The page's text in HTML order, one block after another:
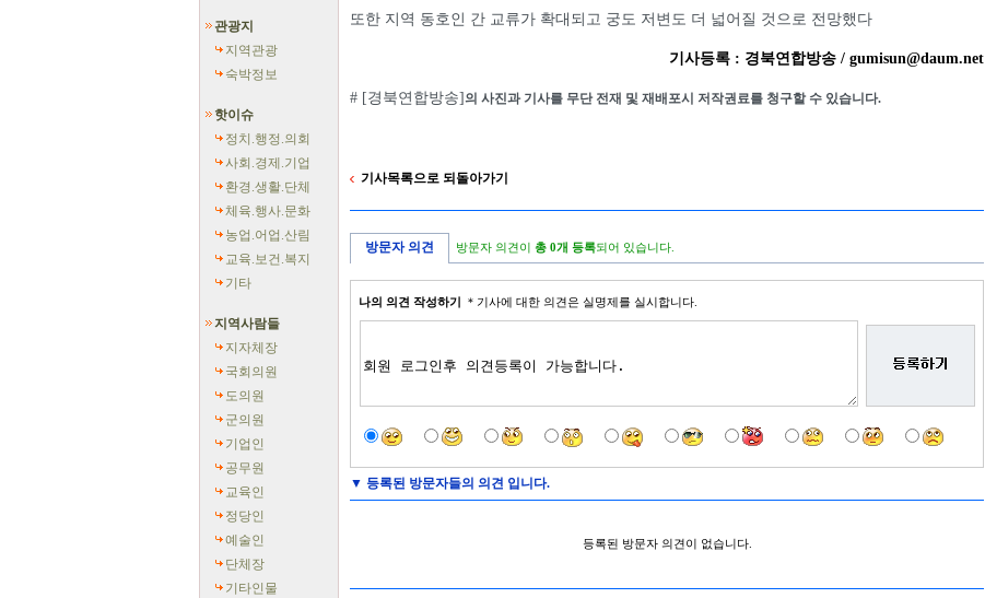
관광지
지역관광
숙박정보
핫이슈
정치.행정.의회
사회.경제.기업
환경.생활.단체
체육.행사.문화
농업.어업.산림
교육.보건.복지
기타
지역사람들
지자체장
국회의원
도의원
군의원
기업인
공무원
교육인
정당인
예술인
단체장
기타인물
또한 지역 동호인 간 교류가 확대되고 궁도 저변도 더 넓어질 것으로 전망했다
기사등록 : 경북연합방송 / gumisun@daum.net
# [경북연합방송]의 사진과 기사를 무단 전재 및 재배포시 저작권료를 청구할 수 있습니다.
기사목록으로 되돌아가기
방문자 의견 방문자 의견이 총 0개 등록되어 있습니다.
나의 의견 작성하기 ＊기사에 대한 의견은 실명제를 실시합니다.
▼ 등록된 방문자들의 의견 입니다.
등록된 방문자 의견이 없습니다.